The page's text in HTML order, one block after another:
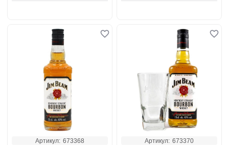
Артикул: 673368 Артикул: 673370